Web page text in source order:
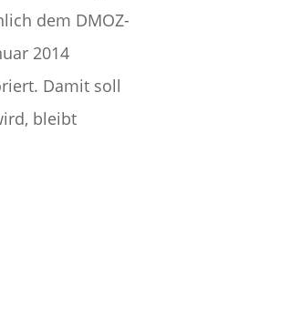
dem DMOZ-
2014
Damit soll
bleibt